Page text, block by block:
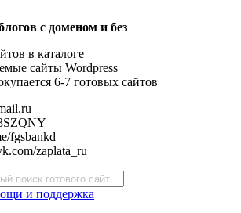
с доменом и без
в каталоге
сайты Wordpress
6-7 готовых сайтов
fgsbankd
zaplata_ru
и поддержка